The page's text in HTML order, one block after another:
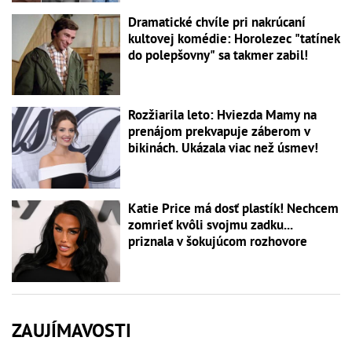
Dramatické chvíle pri nakrúcaní
kultovej komédie: Horolezec "tatínek
do polepšovny" sa takmer zabil!
Rozžiarila leto: Hviezda Mamy na
prenájom prekvapuje záberom v
bikinách. Ukázala viac než úsmev!
Katie Price má dosť plastík! Nechcem
zomrieť kvôli svojmu zadku...
priznala v šokujúcom rozhovore
ZAUJÍMAVOSTI